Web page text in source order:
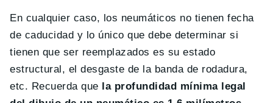
En cualquier caso, los neumáticos no tienen fecha
de caducidad y lo único que debe determinar si
tienen que ser reemplazados es su estado
estructural, el desgaste de la banda de rodadura,
etc. Recuerda que la profundidad mínima legal